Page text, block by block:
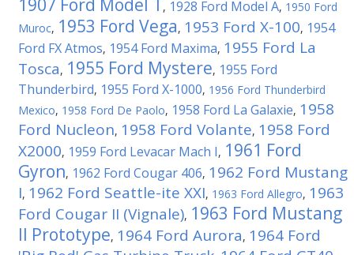
1907 Ford Model T, 1928 Ford Model A, 1950 Ford
Muroc, 1953 Ford Vega, 1953 Ford X-100, 1954
Ford FX Atmos, 1954 Ford Maxima, 1955 Ford La
Tosca, 1955 Ford Mystere, 1955 Ford
Thunderbird, 1955 Ford X-1000, 1956 Ford Thunderbird
Mexico, 1958 Ford De Paolo, 1958 Ford La Galaxie, 1958
Ford Nucleon, 1958 Ford Volante, 1958 Ford
X2000, 1959 Ford Levacar Mach I, 1961 Ford
Gyron, 1962 Ford Cougar 406, 1962 Ford Mustang
I, 1962 Ford Seattle-ite XXI, 1963 Ford Allegro, 1963
Ford Cougar II (Vignale), 1963 Ford Mustang
II Prototype, 1964 Ford Aurora, 1964 Ford